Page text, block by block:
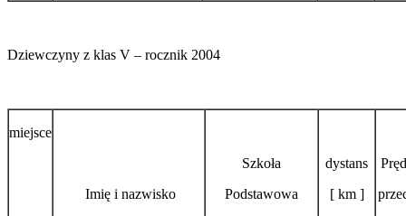
Dziewczyny z klas V – rocznik 2004
miejsce
Imię i nazwisko
Szkoła
Podstawowa
dystans
[ km ]